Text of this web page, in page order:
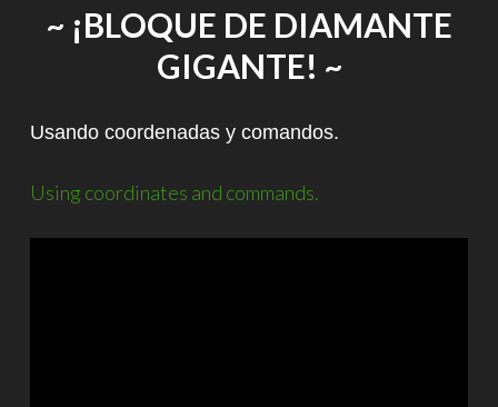
~ ¡BLOQUE DE DIAMANTE
GIGANTE! ~
Usando coordenadas y comandos.
Using coordinates and commands.